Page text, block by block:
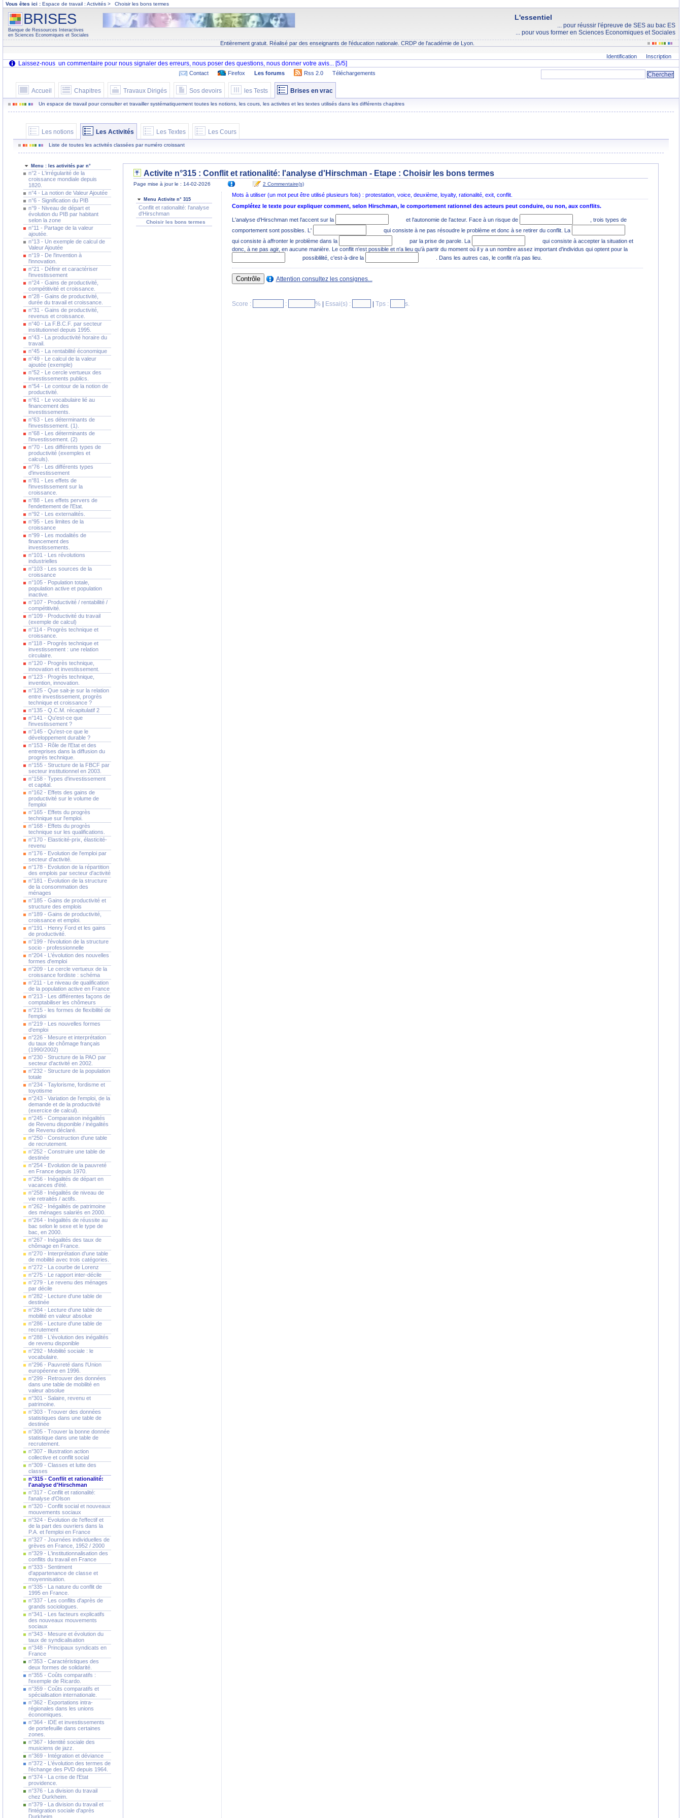
Vous êtes ici : Espace de travail : Activités > Choisir les bons termes
L'essentiel
... pour réussir l'épreuve de SES au bac ES
... pour vous former en Sciences Economiques et Sociales
BRISES
Banque de Ressources Interactives
en Sciences Economiques et Sociales
Entièrement gratuit. Réalisé par des enseignants de l'éducation nationale. CRDP de l'académie de Lyon.
Identification Inscription
Contact Firefox Les forums Rss 2.0 Téléchargements
Accueil Chapitres Travaux Dirigés Sos devoirs les Tests Brises en vrac
Un espace de travail pour consulter et travailler systématiquement toutes les notions, les cours, les activites et les textes utilisés dans les différents chapitres
Les notions Les Activités Les Textes Les Cours
Liste de toutes les activités classées par numéro croissant
Menu : les activités par n°
n°2 - L'irrégularité de la
croissance mondiale depuis
1820.
n°4 - La notion de Valeur Ajoutée
n°6 - Signification du PIB
n°9 - Niveau de départ et
évolution du PIB par habitant
selon la zone
n°11 - Partage de la valeur
ajoutée.
n°13 - Un exemple de calcul de
Valeur Ajoutée
n°19 - De l'invention à
l'innovation.
n°21 - Définir et caractériser
l'investissement
n°24 - Gains de productivité,
compétitivité et croissance.
n°28 - Gains de productivité,
durée du travail et croissance.
n°31 - Gains de productivité,
revenus et croissance.
n°40 - La F.B.C.F. par secteur
institutionnel depuis 1995.
n°43 - La productivité horaire du
travail.
n°45 - La rentabilité économique
n°49 - Le calcul de la valeur
ajoutée (exemple)
n°52 - Le cercle vertueux des
investissements publics.
n°54 - Le contour de la notion de
productivité.
n°61 - Le vocabulaire lié au
financement des
investissements.
n°63 - Les déterminants de
l'investissement. (1).
n°68 - Les déterminants de
l'investissement. (2)
n°70 - Les différents types de
productivité (exemples et
calculs).
n°76 - Les différents types
d'investissement
n°81 - Les effets de
l'investissement sur la
croissance.
n°88 - Les effets pervers de
l'endettement de l'Etat.
n°92 - Les externalités.
n°95 - Les limites de la
croissance
n°99 - Les modalités de
financement des
investissements.
n°101 - Les révolutions
industrielles
n°103 - Les sources de la
croissance
n°105 - Population totale,
population active et population
inactive.
n°107 - Productivité / rentabilité /
compétitivité.
n°109 - Productivité du travail
(exemple de calcul)
n°114 - Progrès technique et
croissance.
n°118 - Progrès technique et
investissement : une relation
circulaire.
n°120 - Progrès technique,
innovation et investissement.
n°123 - Progrès technique,
invention, innovation.
n°125 - Que sait-je sur la relation
entre investissement, progrès
technique et croissance ?
n°135 - Q.C.M. récapitulatif 2
n°141 - Qu'est-ce que
l'investissement ?
n°145 - Qu'est-ce que le
développement durable ?
n°153 - Rôle de l'Etat et des
entreprises dans la diffusion du
progrès technique.
n°155 - Structure de la FBCF par
secteur institutionnel en 2003.
n°158 - Types d'investissement
et capital.
n°162 - Effets des gains de
productivité sur le volume de
l'emploi
n°165 - Effets du progrès
technique sur l'emploi.
n°168 - Effets du progrès
technique sur les qualifications.
n°170 - Elasticité-prix, élasticité-
revenu
n°176 - Evolution de l'emploi par
secteur d'activité.
n°178 - Evolution de la répartition
des emplois par secteur d'activité
n°181 - Evolution de la structure
de la consommation des
ménages
n°185 - Gains de productivité et
structure des emplois
n°189 - Gains de productivité,
croissance et emploi.
n°191 - Henry Ford et les gains
de productivité.
n°199 - l'évolution de la structure
socio - professionnelle
n°204 - L'évolution des nouvelles
formes d'emploi
n°209 - Le cercle vertueux de la
croissance fordiste : schéma
n°211 - Le niveau de qualification
de la population active en France
n°213 - Les différentes façons de
comptabiliser les chômeurs
n°215 - les formes de flexibilité de
l'emploi
n°219 - Les nouvelles formes
d'emploi
n°226 - Mesure et interprétation
du taux de chômage français
(1990/2002)
n°230 - Structure de la PAO par
secteur d'activité en 2002.
n°232 - Structure de la population
totale
n°234 - Taylorisme, fordisme et
toyotisme
n°243 - Variation de l'emploi, de la
demande et de la productivité
(exercice de calcul).
n°245 - Comparaison inégalités
de Revenu disponible / inégalités
de Revenu déclaré.
n°250 - Construction d'une table
de recrutement.
n°252 - Construire une table de
destinée
n°254 - Evolution de la pauvreté
en France depuis 1970.
n°256 - Inégalités de départ en
vacances d'été.
n°258 - Inégalités de niveau de
vie retraités / actifs.
n°262 - Inégalités de patrimoine
des ménages salariés en 2000.
n°264 - Inégalités de réussite au
bac selon le sexe et le type de
bac, en 2000.
n°267 - Inégalités des taux de
chômage en France.
n°270 - Interprétation d'une table
de mobilité avec trois catégories.
n°272 - La courbe de Lorenz
n°275 - Le rapport inter-décile
n°279 - Le revenu des ménages
par décile
n°282 - Lecture d'une table de
destinée
n°284 - Lecture d'une table de
mobilité en valeur absolue
n°286 - Lecture d'une table de
recrutement
n°288 - L'évolution des inégalités
de revenu disponible
n°292 - Mobilité sociale : le
vocabulaire.
n°296 - Pauvreté dans l'Union
européenne en 1996.
n°299 - Retrouver des données
dans une table de mobilité en
valeur absolue
n°301 - Salaire, revenu et
patrimoine.
n°303 - Trouver des données
statistiques dans une table de
destinée
n°305 - Trouver la bonne donnée
statistique dans une table de
recrutement.
n°307 - Illustration action
collective et conflit social
n°309 - Classes et lutte des
classes
n°315 - Conflit et rationalité:
l'analyse d'Hirschman
n°317 - Conflit et rationalité:
l'analyse d'Olson
n°320 - Conflit social et nouveaux
mouvements sociaux
n°324 - Evolution de l'effectif et
de la part des ouvriers dans la
P.A. et l'emploi en France
n°327 - Journées individuelles de
grèves en France, 1952 / 2000
n°329 - L'institutionnalisation des
conflits du travail en France
n°333 - Sentiment
d'appartenance de classe et
moyennisation.
n°335 - La nature du conflit de
1995 en France.
n°337 - Les conflits d'après de
grands sociologues.
n°341 - Les facteurs explicatifs
des nouveaux mouvements
sociaux
n°343 - Mesure et évolution du
taux de syndicalisation
n°348 - Principaux syndicats en
France
n°353 - Caractéristiques des
deux formes de solidarité.
n°355 - Coûts comparatifs :
l'exemple de Ricardo.
n°359 - Coûts comparatifs et
spécialisation internationale.
n°362 - Exportations intra-
régionales dans les unions
économiques.
n°364 - IDE et investissements
de portefeuille dans certaines
zones.
n°367 - Identité sociale des
musiciens de jazz.
n°369 - Intégration et déviance
n°372 - L'évolution des termes de
l'échange des PVD depuis 1964.
n°374 - La crise de l'Etat
providence.
n°376 - La division du travail
chez Durkheim.
n°379 - La division du travail et
l'intégration sociale d'après
Durkheim.
Activite n°315 : Conflit et rationalité: l'analyse d'Hirschman - Etape : Choisir les bons termes
Page mise à jour le : 14-02-2026 2 Commentaire(s)
Menu Activite n° 315
Conflit et rationalité: l'analyse
d'Hirschman
Choisir les bons termes
Mots à utiliser (un mot peut être utilisé plusieurs fois) : protestation, voice, deuxième, loyalty, rationalité, exit, conflit.
Complétez le texte pour expliquer comment, selon Hirschman, le comportement rationnel des acteurs peut conduire, ou non, aux conflits.
L'analyse d'Hirschman met l'accent sur la et l'autonomie de l'acteur. Face à un risque de
, trois types de
comportement sont possibles. L'
qui consiste à ne pas résoudre le problème et donc à se retirer du conflit. La
qui consiste à affronter le problème dans la
par la prise de parole. La
qui consiste à accepter la situation et
donc, à ne pas agir, en aucune manière. Le conflit n'est possible et n'a lieu qu'à partir du moment où il y a un nombre assez important d'individus qui optent pour la
possiblilité, c'est-à-dire la
. Dans les autres cas, le conflit n'a pas lieu.
Attention consultez les consignes...
Score : : % Essai(s) : Tps : s.